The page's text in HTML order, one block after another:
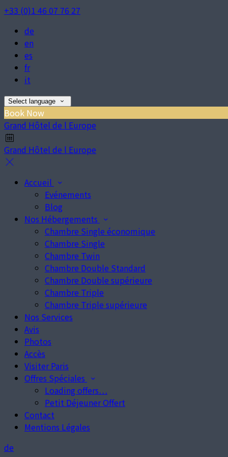
+33 (0)1 46 07 76 27
de
en
es
fr
it
Select language
Book Now
Grand Hôtel de l Europe
Grand Hôtel de l Europe
Accueil
Evénements
Blog
Nos Hébergements
Chambre Single économique
Chambre Single
Chambre Twin
Chambre Double Standard
Chambre Double supérieure
Chambre Triple
Chambre Triple supérieure
Nos Services
Avis
Photos
Accès
Visiter Paris
Offres Spéciales
Loading offers…
Petit Déjeuner Offert
Contact
Mentions Légales
de